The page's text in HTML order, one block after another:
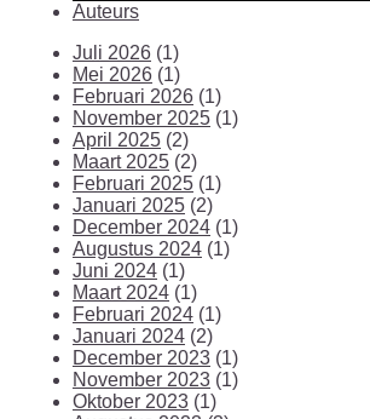
Auteurs
Juli 2026 (1)
Mei 2026 (1)
Februari 2026 (1)
November 2025 (1)
April 2025 (2)
Maart 2025 (2)
Februari 2025 (1)
Januari 2025 (2)
December 2024 (1)
Augustus 2024 (1)
Juni 2024 (1)
Maart 2024 (1)
Februari 2024 (1)
Januari 2024 (2)
December 2023 (1)
November 2023 (1)
Oktober 2023 (1)